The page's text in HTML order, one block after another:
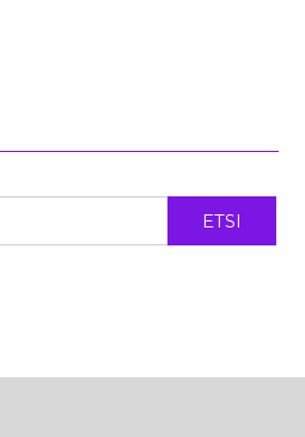
ETSI